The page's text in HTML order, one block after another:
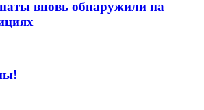
вновь обнаружили на